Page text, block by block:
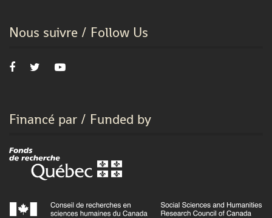
Nous suivre / Follow Us
Financé par / Funded by